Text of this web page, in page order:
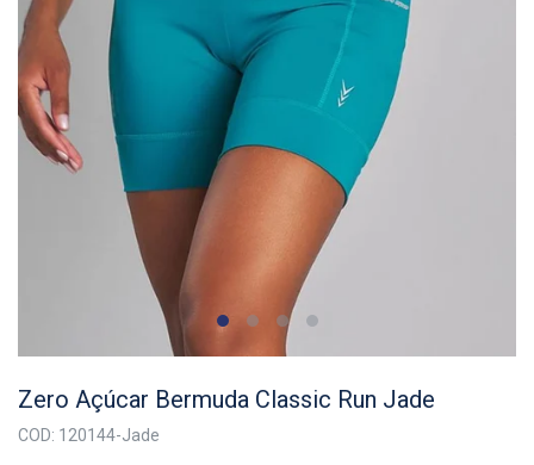
Zero Açúcar Bermuda Classic Run Jade
COD: 120144-Jade